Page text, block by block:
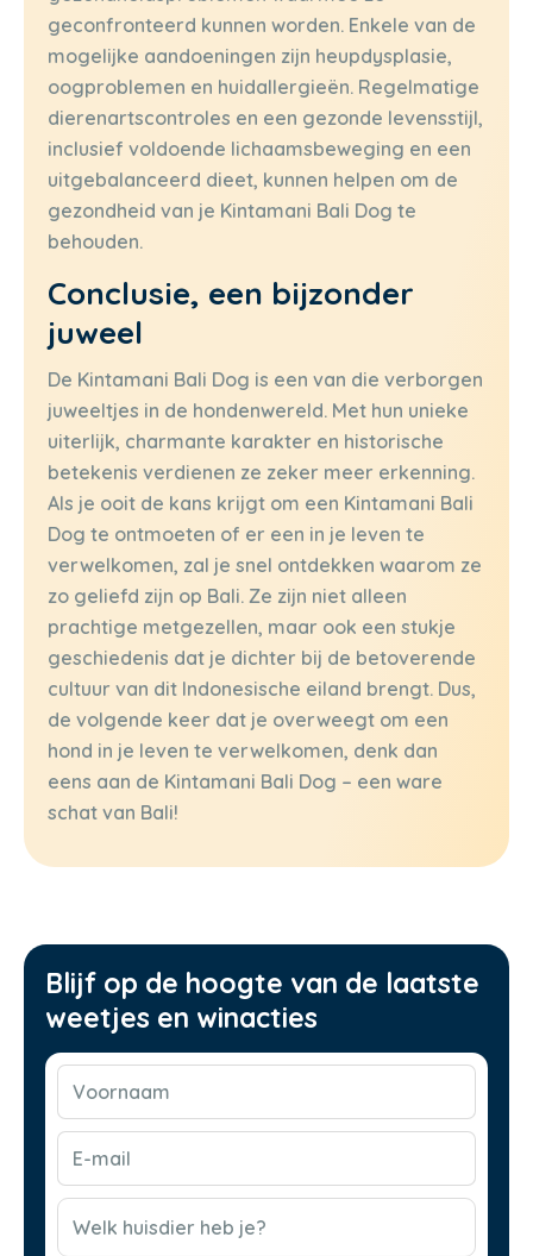
geconfronteerd kunnen worden. Enkele van de
mogelijke aandoeningen zijn heupdysplasie,
oogproblemen en huidallergieën. Regelmatige
dierenartscontroles en een gezonde levensstijl,
inclusief voldoende lichaamsbeweging en een
uitgebalanceerd dieet, kunnen helpen om de
gezondheid van je Kintamani Bali Dog te
behouden.
Conclusie, een bijzonder
juweel
De Kintamani Bali Dog is een van die verborgen
juweeltjes in de hondenwereld. Met hun unieke
uiterlijk, charmante karakter en historische
betekenis verdienen ze zeker meer erkenning.
Als je ooit de kans krijgt om een Kintamani Bali
Dog te ontmoeten of er een in je leven te
verwelkomen, zal je snel ontdekken waarom ze
zo geliefd zijn op Bali. Ze zijn niet alleen
prachtige metgezellen, maar ook een stukje
geschiedenis dat je dichter bij de betoverende
cultuur van dit Indonesische eiland brengt. Dus,
de volgende keer dat je overweegt om een
hond in je leven te verwelkomen, denk dan
eens aan de Kintamani Bali Dog – een ware
schat van Bali!
Blijf op de hoogte van de laatste
weetjes en winacties
mail
(Vereist)
CAPTCHA
Welk huisdier heb je?